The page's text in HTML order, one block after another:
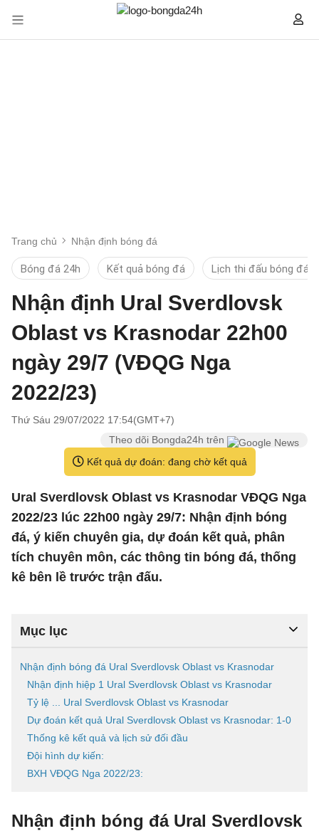
Trang chủ Nhận định bóng đá
Bóng đá 24h Kết quả bóng đá Lịch thi đấu bóng đá
Nhận định Ural Sverdlovsk
Oblast vs Krasnodar 22h00
ngày 29/7 (VĐQG Nga
2022/23)
Thứ Sáu 29/07/2022 17:54(GMT+7)
Theo dõi Bongda24h trên
Kết quả dự đoán: đang chờ kết quả
Ural Sverdlovsk Oblast vs Krasnodar VĐQG Nga
2022/23 lúc 22h00 ngày 29/7: Nhận định bóng
đá, ý kiến chuyên gia, dự đoán kết quả, phân
tích chuyên môn, các thông tin bóng đá, thống
kê bên lề trước trận đấu.
Mục lục
Nhận định bóng đá Ural Sverdlovsk Oblast vs Krasnodar
Nhận định hiệp 1 Ural Sverdlovsk Oblast vs Krasnodar
Tỷ lệ ... Ural Sverdlovsk Oblast vs Krasnodar
Dự đoán kết quả Ural Sverdlovsk Oblast vs Krasnodar: 1-0
Thống kê kết quả và lịch sử đối đầu
Đội hình dự kiến:
BXH VĐQG Nga 2022/23:
Nhận định bóng đá Ural Sverdlovsk